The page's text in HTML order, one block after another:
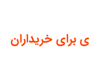
خریداران